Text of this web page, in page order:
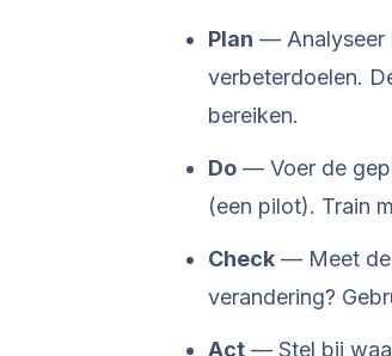
Plan — Analyseer
verbeterdoelen.
bereiken.
Do — Voer de
(een pilot). Train
Check — Meet de
verandering?
Act — Stel bij